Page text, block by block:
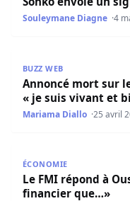
Souleymane Diagne 4
BUZZ WEB
Annoncé mort sur
« je suis vivant et
Mariama Diallo 25 avril
ÉCONOMIE
Le FMI répond à
financier que…»